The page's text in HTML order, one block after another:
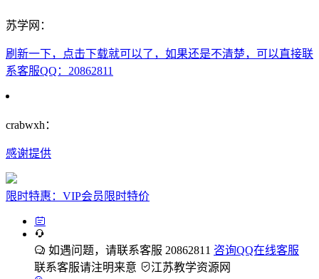
苏学网：
刷新一下，点击下载就可以了，如果还是不清楚，可以直接联
系客服QQ：20862811
crabwxh：
感谢提供
限时特惠：VIP会员限时特价
如遇问题，请联系客服 20862811 咨询QQ在线客服
联系客服请注明来意
江苏教学资源网